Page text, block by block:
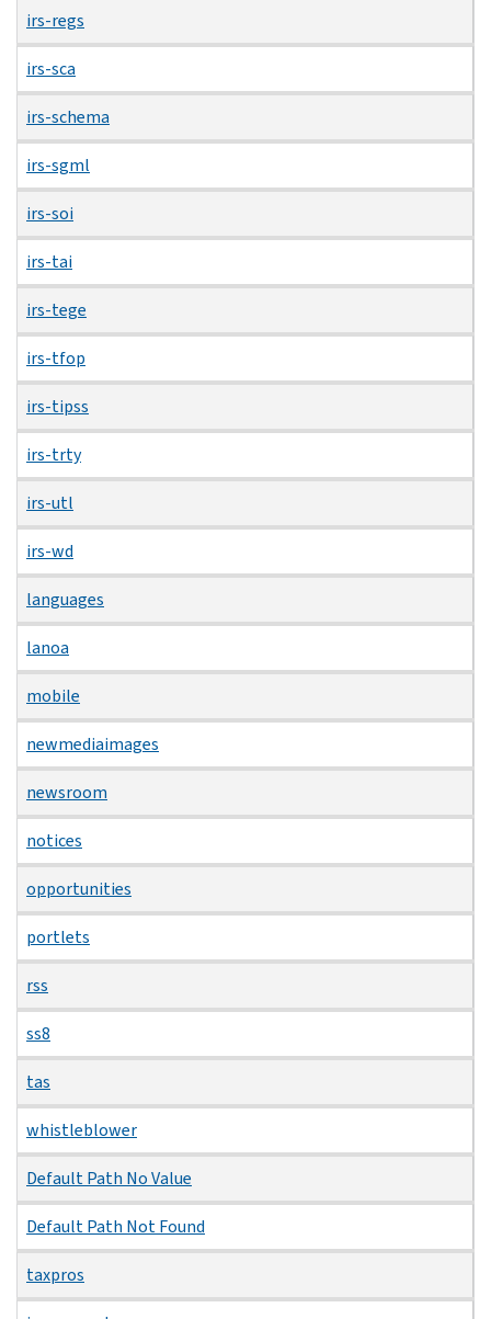
irs-regs
irs-sca
irs-schema
irs-sgml
irs-soi
irs-tai
irs-tege
irs-tfop
irs-tipss
irs-trty
irs-utl
irs-wd
languages
lanoa
mobile
newmediaimages
newsroom
notices
opportunities
portlets
rss
ss8
tas
whistleblower
Default Path No Value
Default Path Not Found
taxpros